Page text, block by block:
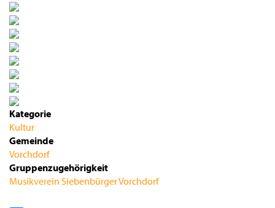
Kategorie
Kultur
Gemeinde
Vorchdorf
Gruppenzugehörigkeit
Musikverein Siebenbürger Vorchdorf